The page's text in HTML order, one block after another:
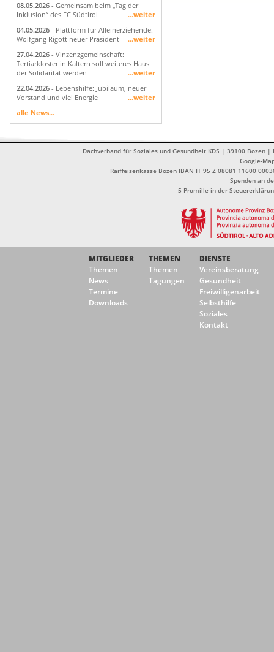
08.05.2026 - Gemeinsam beim „Tag der
Inklusion“ des FC Südtirol
...weiter
04.05.2026 - Plattform für Alleinerziehende:
Wolfgang Rigott neuer Präsident
...weiter
27.04.2026 - Vinzenzgemeinschaft:
Tertiarkloster in Kaltern soll weiteres Haus
der Solidarität werden
...weiter
22.04.2026 - Lebenshilfe: Jubiläum, neuer
Vorstand und viel Energie
...weiter
alle News...
Dachverband für Soziales und Gesundheit KDS | 39100
Google-
Raiffeisenkasse Bozen IBAN IT 95 Z 08081 11600
Spenden an
5 Promille in der
MITGLIEDER
Themen
News
Termine
Downloads
THEMEN
Themen
Tagungen
DIENSTE
Vereinsberatung
Gesundheit
Freiwilligenarbeit
Selbsthilfe
Soziales
Kontakt